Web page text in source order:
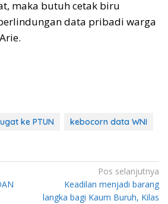
maka butuh cetak biru
data pribadi warga
ke PTUN
kebocorn data WNI
Pos selanjutnya
Keadilan menjadi barang
langka bagi Kaum Buruh, Kilas